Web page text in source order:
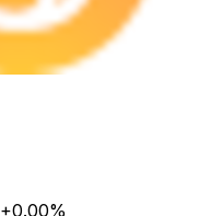
+0.00%